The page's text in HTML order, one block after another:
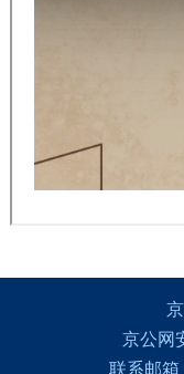
京公网
联系邮箱